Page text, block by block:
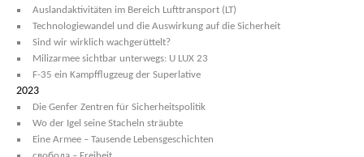
Auslandaktivitäten im Bereich Lufttransport (LT)
Technologiewandel und die Auswirkung auf die Sicherheit
Sind wir wirklich wachgerüttelt?
Milizarmee sichtbar unterwegs: U LUX 23
F-35 ein Kampfflugzeug der Superlative
2023
Die Genfer Zentren für Sicherheitspolitik
Wo der Igel seine Stacheln sträubte
Eine Armee – Tausende Lebensgeschichten